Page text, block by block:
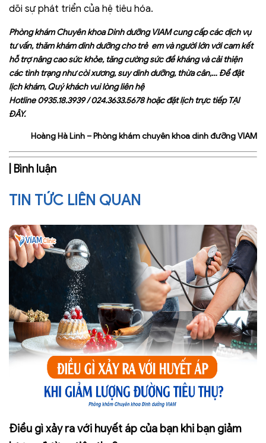
dõi sự phát triển của hệ tiêu hóa.
Phòng khám Chuyên khoa Dinh dưỡng VIAM cung cấp các dịch vụ
tư vấn, thăm khám dinh dưỡng cho trẻ em và người lớn với cam kết
hỗ trợ nâng cao sức khỏe, tăng cường sức đề kháng và cải thiện
các tình trạng như còi xương, suy dinh dưỡng, thừa cân,… Để đặt
lịch khám, Quý khách vui lòng liên hệ
Hotline0935.18.3939/024.3633.5678hoặc đặt lịch trực tiếpTẠI
ĐÂY.
Hoàng Hà Linh – Phòng khám chuyên khoa dinh đưỡng VIAM
| Bình luận
TIN TỨC LIÊN QUAN
Điều gì xảy ra với huyết áp của bạn khi bạn giảm